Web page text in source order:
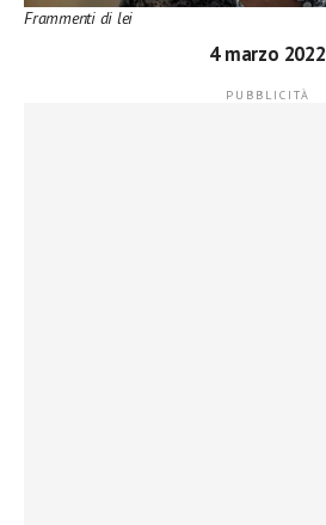
Frammenti di lei
4 marzo 2022